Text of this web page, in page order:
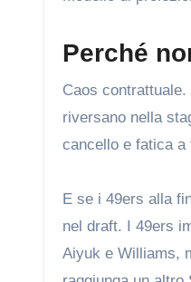
Perché
Caos
riversano nella
cancello e fatica a
E se i 49ers alla
nel draft. I 49ers
Aiyuk e Williams,